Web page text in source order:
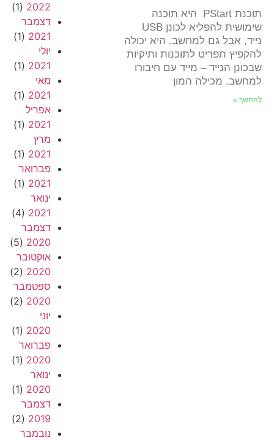
תוכנת PStart היא תוכנה
שימושית להפליא לכונן USB
נייד, אבל גם למחשב. היא יכולה
להקפיץ תפריט לתוכנות ותיקיות
שבכונן הנייד – מייד עם חיבורו
למחשב. מכילה המון
להמשך »
2022
(1)
דצמבר
2021
(1)
יולי
2021
(1)
מאי
2021
(1)
אפריל
2021
(1)
מרץ
2021
(1)
פברואר
2021
(1)
ינואר
2021
(4)
דצמבר
2020
(5)
אוקטובר
2020
(2)
ספטמבר
2020
(2)
יוני
2020
(1)
פברואר
2020
(1)
ינואר
2020
(1)
דצמבר
2019
(2)
נובמבר